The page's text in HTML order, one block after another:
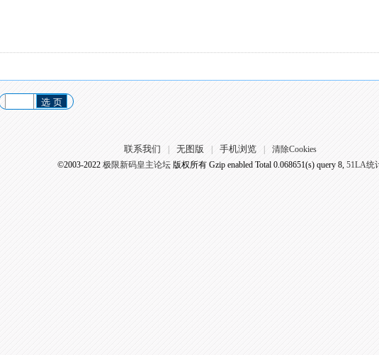
选 页
联系我们 无图版 手机浏览
清除Cookies
©2003-2022 极限新码皇主论坛版权所有 Gzip enabled Total 0.068651(s) query 8, 51LA统